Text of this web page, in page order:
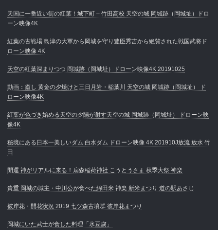
天国に一番近い街の紅葉！城下町 – 竹田高校 天空の城 岡城跡（岡城址）ドロ
ーン映像4K
紅葉の古戦場 島津の大軍から岡城を守り豊臣秀吉から絶賛された戦国武将ド
ローン映像 4K
天空の紅葉深まりつつ 岡城跡（岡城址）ドローン映像4K 20191025
動画：癒し 黄金の夕焼けと三日月岩・稲葉川 天空の城 岡城跡（岡城址） ド
ローン映像4K
紅葉が色づき始める天空の夕陽が射す天空の城 岡城跡（岡城址） ドローン映
像4K
秘境にある日本一美しいダム 白水ダム ドローン映像 4K 201910J放流 放水 竹
田
開運 神がリアルに来る！扇森稲荷神社 こうとうさま 秋季大祭 神楽
貴重 岡城の城主・中川公が食べた綿田米 神楽 新米まつり 道の駅あさじ
彼岸花・開花状況 2019 七ツ森古墳群 彼岸花まつり
岡城にいた武士が食した料理「氷豆腐」